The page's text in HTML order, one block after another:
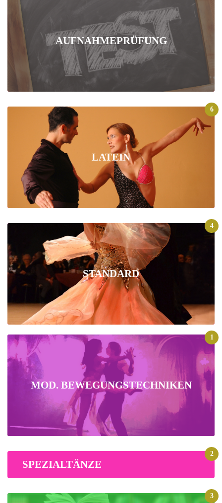
AUFNAHMEPRÜFUNG
LATEIN
6
STANDARD
4
MOD. BEWEGUNGSTECHNIKEN
1
SPEZIALTÄNZE
2
3